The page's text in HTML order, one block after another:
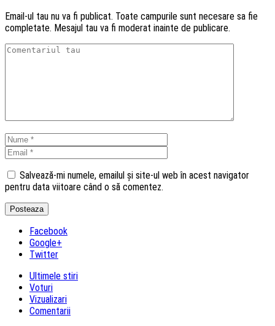
Email-ul tau nu va fi publicat. Toate campurile sunt necesare sa fie
completate. Mesajul tau va fi moderat inainte de publicare.
Salvează-mi numele, emailul și site-ul web în acest navigator
pentru data viitoare când o să comentez.
Facebook
Google+
Twitter
Ultimele stiri
Voturi
Vizualizari
Comentarii